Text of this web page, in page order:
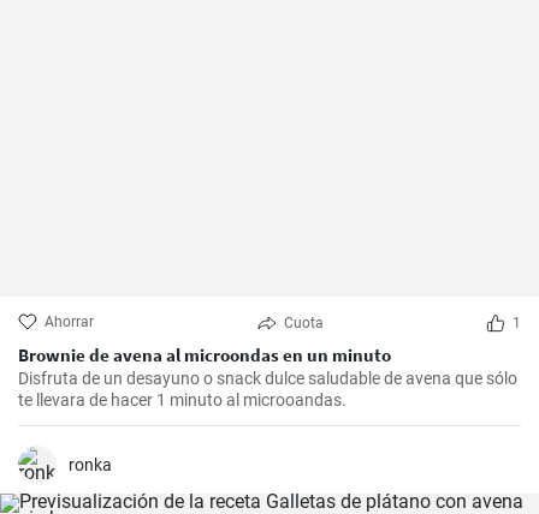
Ahorrar Cuota 1
Brownie de avena al microondas en un minuto
Disfruta de un desayuno o snack dulce saludable de avena que sólo
te llevara de hacer 1 minuto al microoandas.
ronka